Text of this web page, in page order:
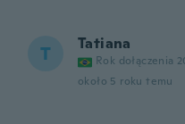
T Tatiana
Rok dołączenia
około 5 roku temu